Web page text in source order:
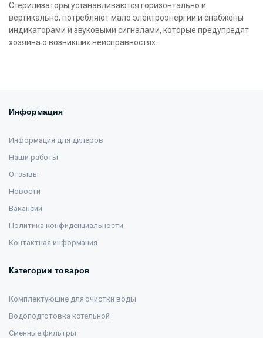
Стерилизаторы устанавливаются горизонтально и
вертикально, потребляют мало электроэнергии и снабжены
индикаторами и звуковыми сигналами, которые предупредят
хозяина о возникших неисправностях.
Информация
Информация для дилеров
Наши работы
Отзывы
Новости
Вакансии
Политика конфиденциальности
Контактная информация
Категории товаров
Комплектующие для очистки воды
Водоподготовка котельной
Сменные фильтры